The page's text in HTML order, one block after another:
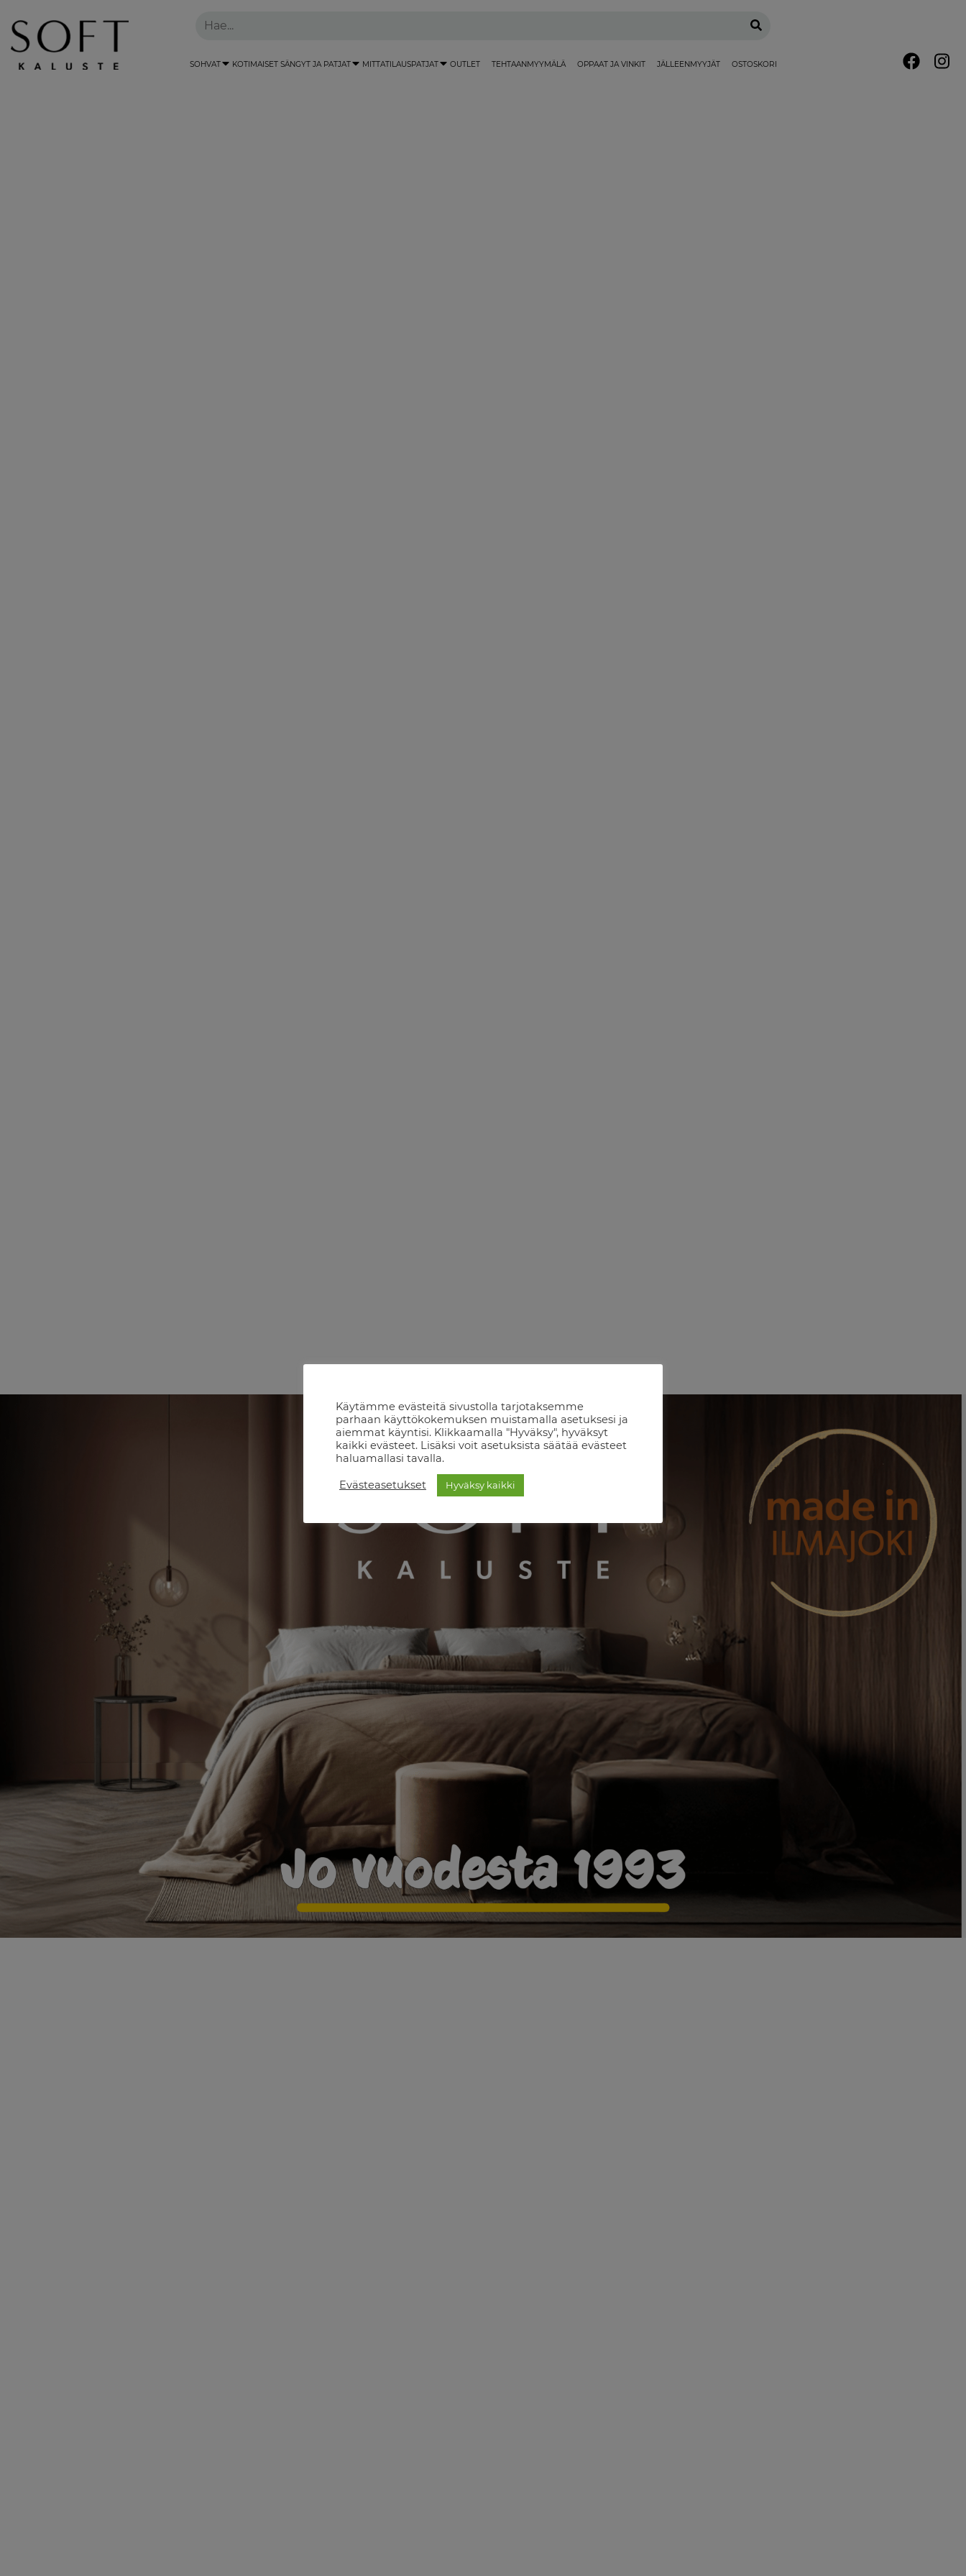
SOHVAT KOTIMAISET SÄNGYT JA PATJAT MITTATILAUSPATJAT OUTLET TEHTAANMYYMÄLÄ OPPAAT JA VINKIT JÄLLEENMYYJÄT OSTOSKORI
Käytämme evästeitä sivustolla tarjotaksemme
parhaan käyttökokemuksen muistamalla asetuksesi ja
aiemmat käyntisi. Klikkaamalla "Hyväksy", hyväksyt
kaikki evästeet. Lisäksi voit asetuksista säätää evästeet
haluamallasi tavalla.
Evästeasetukset Hyväksy kaikki